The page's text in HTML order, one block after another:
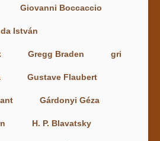
Giovanni Boccaccio
István
Gregg Braden gri
Gustave Flaubert
Gárdonyi Géza
H. P. Blavatsky